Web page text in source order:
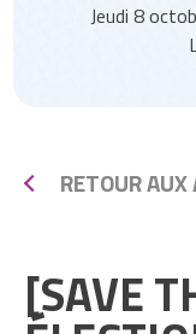
Jeudi 8
RETOUR
[SAVE